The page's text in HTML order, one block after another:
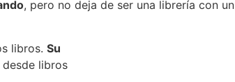
, pero no deja de ser una librería con
libros. Su
desde libros